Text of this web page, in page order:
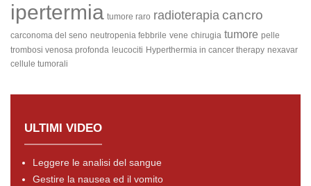
ipertermia tumore raro radioterapia cancro
carconoma del seno neutropenia febbrile vene chirugia tumore pelle
trombosi venosa profonda leucociti Hyperthermia in cancer therapy nexavar
cellule tumorali
ULTIMI VIDEO
Leggere le analisi del sangue
Gestire la nausea ed il vomito